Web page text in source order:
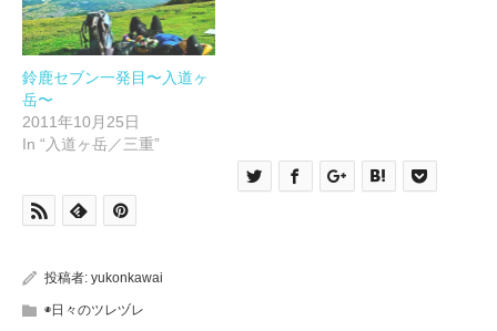
ま
す)
鈴鹿セブン一発目〜入道ヶ
岳〜
2011年10月25日
In “入道ヶ岳／三重”
投稿者: yukonkawai
◉日々のツレヅレ